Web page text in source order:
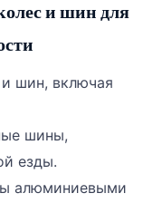
и шин для
шин, включая
шины,
езды.
алюминиевыми